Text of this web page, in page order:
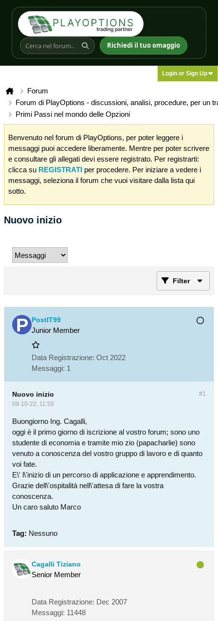
Richiedi il tuo omaggio
Login or Sign Up
Forum
Forum di PlayOptions - discussioni, analisi, procedure, per un
Primi Passi nel mondo delle Opzioni
Benvenuto nel forum di PlayOptions, per poter leggere i
messaggi puoi accedere liberamente. Mentre per poter scrivere
e consultare gli allegati devi essere registrato. Per registrarti:
clicca su REGISTRATI per procedere. Per iniziare a vedere i
messaggi, seleziona il forum che vuoi visitare dalla lista qui
sotto.
Nuovo inizio
Filter
PostIT99
Junior Member
Data Registrazione: Oct 2022
Messaggi: 1
#1
Nuovo inizio
09-10-22, 11:50
Buongiorno Ing. Cagalli,
oggi è il primo giorno di iscrizione al vostro forum; sono uno
studente di economia e tramite mio zio (papacharlie) sono
venuto a conoscenza del vostro gruppo di lavoro e di quanto
voi fate.
E\' l\'inizio di un percorso di applicazione e apprendimento.
Grazie dell\'ospitalità nell\'attesa di fare la vostra
conoscenza.
Un caro saluto Marco
Tag: Nessuno
Cagalli Tiziano
Senior Member
Data Registrazione: Dec 2007
Messaggi: 11448